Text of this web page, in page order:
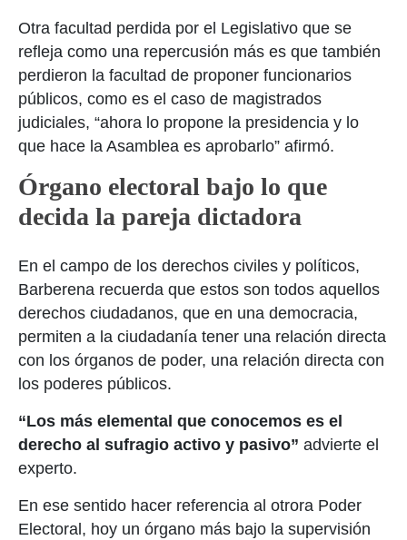
Otra facultad perdida por el Legislativo que se
refleja como una repercusión más es que también
perdieron la facultad de proponer funcionarios
públicos, como es el caso de magistrados
judiciales, “ahora lo propone la presidencia y lo
que hace la Asamblea es aprobarlo” afirmó.
Órgano electoral bajo lo que
decida la pareja dictadora
En el campo de los derechos civiles y políticos,
Barberena recuerda que estos son todos aquellos
derechos ciudadanos, que en una democracia,
permiten a la ciudadanía tener una relación directa
con los órganos de poder, una relación directa con
los poderes públicos.
“Los más elemental que conocemos es el
derecho al sufragio activo y pasivo” advierte el
experto.
En ese sentido hacer referencia al otrora Poder
Electoral, hoy un órgano más bajo la supervisión